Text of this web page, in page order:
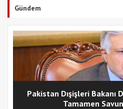
Gündem
Pakistan Dışişleri Bakanı
Tamamen